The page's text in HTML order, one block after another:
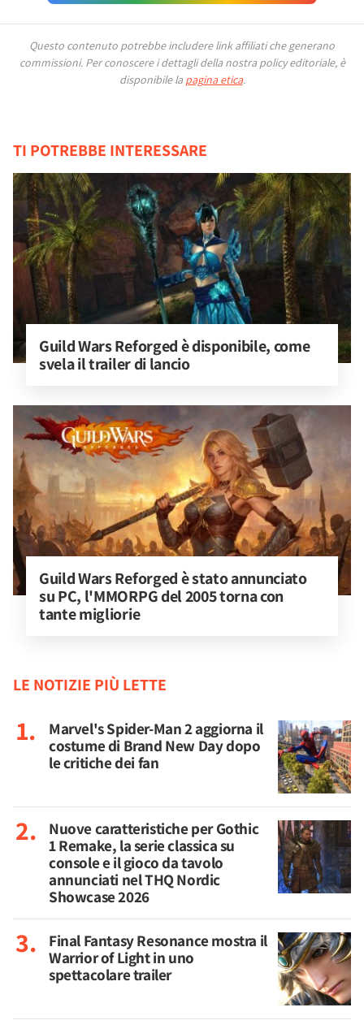
Questo contenuto potrebbe includere link affiliati che generano
commissioni. Per conoscere i dettagli della nostra policy editoriale, è
disponibile la pagina etica.
TI POTREBBE INTERESSARE
Guild Wars Reforged è disponibile, come
svela il trailer di lancio
Guild Wars Reforged è stato annunciato
su PC, l'MMORPG del 2005 torna con
tante migliorie
LE NOTIZIE PIÙ LETTE
Marvel's Spider-Man 2 aggiorna il
costume di Brand New Day dopo
le critiche dei fan
Nuove caratteristiche per Gothic
1 Remake, la serie classica su
console e il gioco da tavolo
annunciati nel THQ Nordic
Showcase 2026
Final Fantasy Resonance mostra il
Warrior of Light in uno
spettacolare trailer